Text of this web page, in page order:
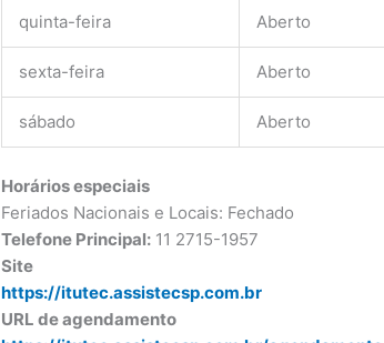
quinta-feira Aberto
sexta-feira Aberto
sábado Aberto
Horários especiais
Feriados Nacionais e Locais: Fechado
Telefone Principal: 11 2715-1957
Site
https://itutec.assistecsp.com.br
URL de agendamento